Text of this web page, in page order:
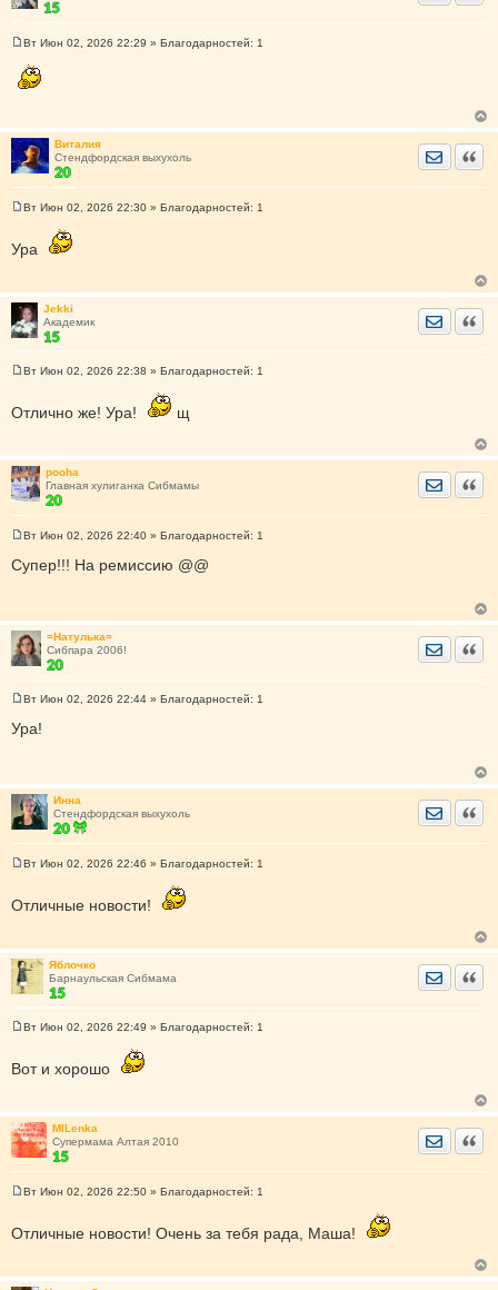
о
о
б
н
и
е
Вт Июн 02, 2026 22:29 » Благодарностей: 1
Виталия
Стендфордская выхухоль
б
н
и
е
Вт Июн 02, 2026 22:30 » Благодарностей: 1
Ура
Jekki
Академик
б
н
и
е
Вт Июн 02, 2026 22:38 » Благодарностей: 1
Отлично же! Ура! щ
pooha
Главная хулиганка Сибмамы
о
н
и
е
Вт Июн 02, 2026 22:40 » Благодарностей: 1
Супер!!! На ремиссию @@
=Натулька=
Сибпара 2006!
о
н
и
е
Вт Июн 02, 2026 22:44 » Благодарностей: 1
Ура!
Инна
Стендфордская выхухоль
б
н
и
е
Вт Июн 02, 2026 22:46 » Благодарностей: 1
Отличные новости!
Яблочко
Барнаульская Сибмама
б
н
и
е
Вт Июн 02, 2026 22:49 » Благодарностей: 1
Вот и хорошо
MILenka
Супермама Алтая 2010
б
н
Вт Июн 02, 2026 22:50 » Благодарностей: 1
Отличные новости! Очень за тебя рада, Маша!